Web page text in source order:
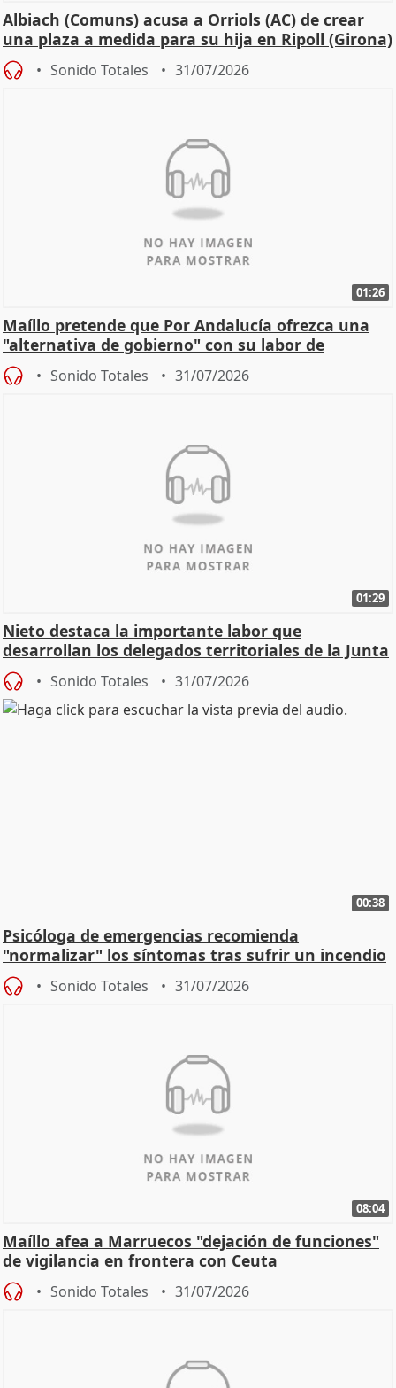
Albiach (Comuns) acusa a Orriols (AC) de crear
una plaza a medida para su hija en Ripoll (Girona)
Sonido Totales 31/07/2026
01:26
Maíllo pretende que Por Andalucía ofrezca una
"alternativa de gobierno" con su labor de
oposición
Sonido Totales 31/07/2026
01:29
Nieto destaca la importante labor que
desarrollan los delegados territoriales de la Junta
Sonido Totales 31/07/2026
00:38
Psicóloga de emergencias recomienda
"normalizar" los síntomas tras sufrir un incendio
Sonido Totales 31/07/2026
08:04
Maíllo afea a Marruecos "dejación de funciones"
de vigilancia en frontera con Ceuta
Sonido Totales 31/07/2026